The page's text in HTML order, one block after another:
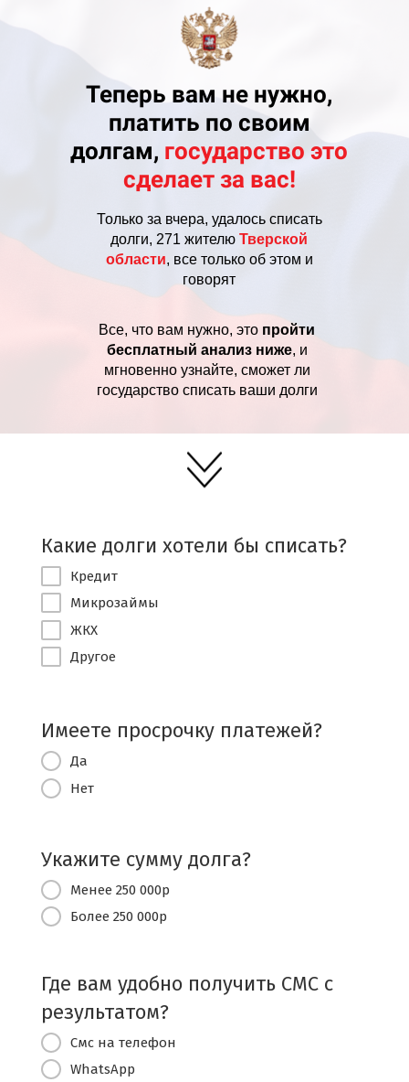
Теперь вам не нужно,
платить по своим
долгам, государство это
cделает за вас!
Только за вчера, удалось списать
долги, 271 жителю Тверской
области, все только об этом и
говорят
Все, что вам нужно, это пройти
бесплатный анализ ниже, и
мгновенно узнайте, сможет ли
государство списать ваши долги
Какие долги хотели бы списать?
Кредит
Микрозаймы
ЖКХ
Другое
Имеете просрочку платежей?
Да
Нет
Укажите сумму долга?
Менее 250 000р
Более 250 000р
Где вам удобно получить СМС c
результатом?
Смс на телефон
WhatsApp